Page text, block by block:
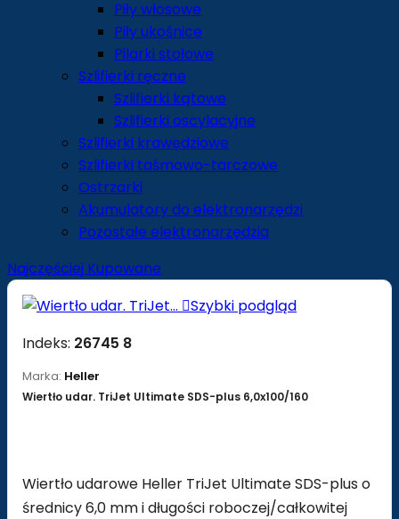
Piły włosowe
Piły ukośnice
Pilarki stołowe
Szlifierki ręczne
Szlifierki kątowe
Szlifierki oscylacyjne
Szlifierki krawędziowe
Szlifierki taśmowo-tarczowe
Ostrzarki
Akumulatory do elektronarzędzi
Pozostałe elektronarzędzia
Najczęściej Kupowane
Szybki podgląd
Indeks: 26745 8
Marka: Heller
Wiertło udar. TriJet Ultimate SDS-plus 6,0x100/160
Wiertło udarowe Heller TriJet Ultimate SDS-plus o
średnicy 6,0 mm i długości roboczej/całkowitej